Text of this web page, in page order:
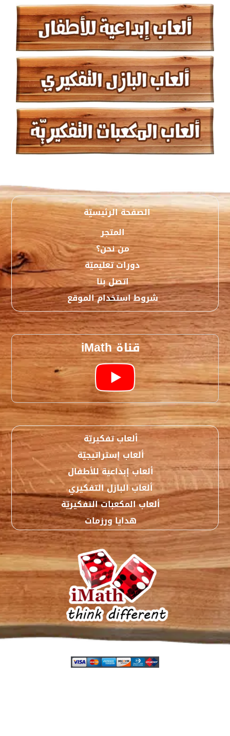
الصفحة الرئيسيّة
المتجر
من نحن؟
دورات تعليميّة
اتصل بنا
شروط استخدام الموقع
قناة iMath
ألعاب تفكيريّة
ألعاب إستراتيجيّة
ألعاب إبداعية للأطفال
ألعاب البازل التفكيري
ألعاب المكعبات التفكيريّة
هدايا ورزمات